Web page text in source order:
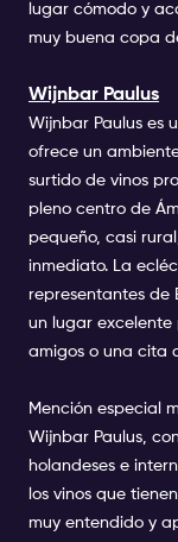
lugar cómodo y
muy buena copa
Wijnbar Paulus
Wijnbar Paulus es
ofrece un
surtido de vinos
pleno centro de
pequeño, casi
inmediato. La
representantes de
un lugar
amigos o una cita
Mención especial
Wijnbar Paulus,
holandeses e
los vinos que
muy entendido y